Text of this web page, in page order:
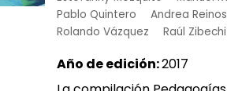
Pablo Quintero
Andrea
Rolando Vázquez
Raúl Zibechi
Año de edición:2017